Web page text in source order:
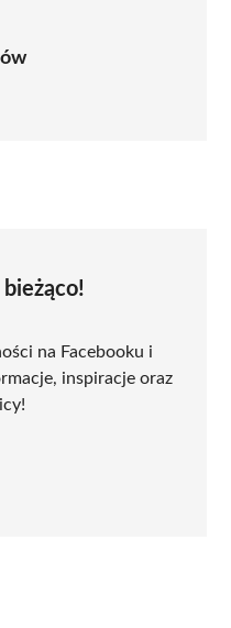
bieżąco!
na Facebooku i
inspiracje oraz